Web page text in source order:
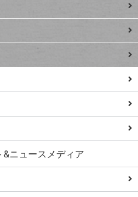
ニュースメディア